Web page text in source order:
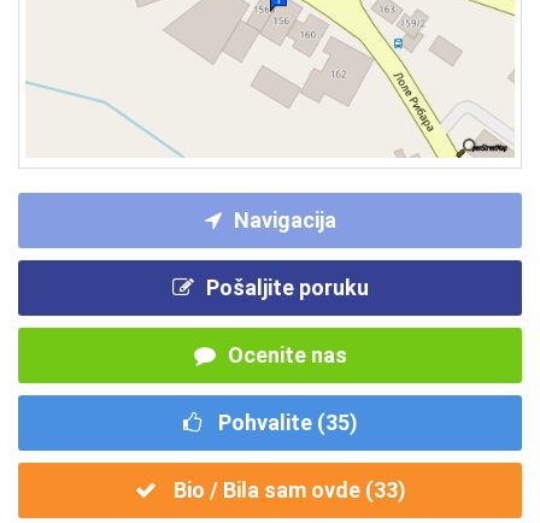
Navigacija
Pošaljite poruku
Ocenite nas
Pohvalite (35)
Bio / Bila sam ovde (33)